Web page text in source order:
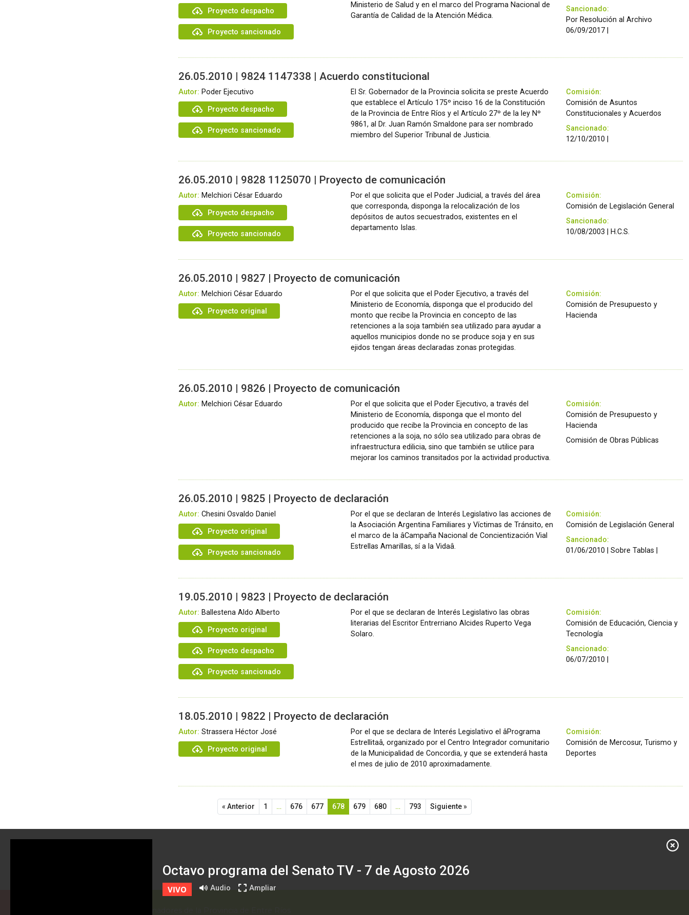
Proyecto despacho
Proyecto sancionado
Ministerio de Salud y en el marco del Programa Nacional de
Garantía de Calidad de la Atención Médica.
Sancionado:
Por Resolución al Archivo
06/09/2017 |
26.05.2010 | 9824 1147338 | Acuerdo constitucional
Autor: Poder Ejecutivo
Proyecto despacho
Proyecto sancionado
El Sr. Gobernador de la Provincia solicita se preste Acuerdo
que establece el Artículo 175º inciso 16 de la Constitución
de la Provincia de Entre Ríos y el Artículo 27º de la ley Nº
9861, al Dr. Juan Ramón Smaldone para ser nombrado
miembro del Superior Tribunal de Justicia.
Comisión:
Comisión de Asuntos
Constitucionales y Acuerdos
Sancionado:
12/10/2010 |
26.05.2010 | 9828 1125070 | Proyecto de comunicación
Autor: Melchiori César Eduardo
Proyecto despacho
Proyecto sancionado
Por el que solicita que el Poder Judicial, a través del área
que corresponda, disponga la relocalización de los
depósitos de autos secuestrados, existentes en el
departamento Islas.
Comisión:
Comisión de Legislación General
Sancionado:
10/08/2003 | H.C.S.
26.05.2010 | 9827 | Proyecto de comunicación
Autor: Melchiori César Eduardo
Proyecto original
Por el que solicita que el Poder Ejecutivo, a través del
Ministerio de Economía, disponga que el producido del
monto que recibe la Provincia en concepto de las
retenciones a la soja también sea utilizado para ayudar a
aquellos municipios donde no se produce soja y en sus
ejidos tengan áreas declaradas zonas protegidas.
Comisión:
Comisión de Presupuesto y
Hacienda
26.05.2010 | 9826 | Proyecto de comunicación
Autor: Melchiori César Eduardo
Por el que solicita que el Poder Ejecutivo, a través del
Ministerio de Economía, disponga que el monto del
producido que recibe la Provincia en concepto de las
retenciones a la soja, no sólo sea utilizado para obras de
infraestructura edilicia, sino que también se utilice para
mejorar los caminos transitados por la actividad productiva.
Comisión:
Comisión de Presupuesto y
Hacienda
Comisión de Obras Públicas
26.05.2010 | 9825 | Proyecto de declaración
Autor: Chesini Osvaldo Daniel
Proyecto original
Proyecto sancionado
Por el que se declaran de Interés Legislativo las acciones de
la Asociación Argentina Familiares y Víctimas de Tránsito, en
el marco de la âCampaña Nacional de Concientización Vial
Estrellas Amarillas, sí a la Vidaâ.
Comisión:
Comisión de Legislación General
Sancionado:
01/06/2010 | Sobre Tablas |
19.05.2010 | 9823 | Proyecto de declaración
Autor: Ballestena Aldo Alberto
Proyecto original
Proyecto despacho
Proyecto sancionado
Por el que se declaran de Interés Legislativo las obras
literarias del Escritor Entrerriano Alcides Ruperto Vega
Solaro.
Comisión:
Comisión de Educación, Ciencia y
Tecnología
Sancionado:
06/07/2010 |
18.05.2010 | 9822 | Proyecto de declaración
Autor: Strassera Héctor José
Proyecto original
Por el que se declara de Interés Legislativo el âPrograma
Estrellitaâ, organizado por el Centro Integrador comunitario
de la Municipalidad de Concordia, y que se extenderá hasta
el mes de julio de 2010 aproximadamente.
Comisión:
Comisión de Mercosur, Turismo y
Deportes
« Anterior 1 … 676 677 678 679 680 … 793 Siguiente »
Octavo programa del Senato TV - 7 de Agosto 2026
VIVO Audio Ampliar